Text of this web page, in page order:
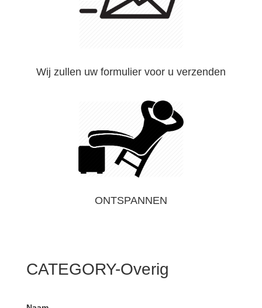
Wij zullen uw formulier voor u verzenden
ONTSPANNEN
CATEGORY-Overig